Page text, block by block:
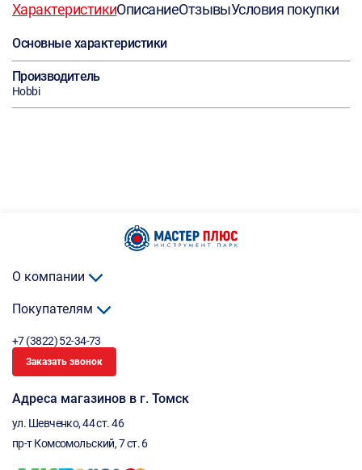
ХарактеристикиОписаниеОтзывыУсловия покупки
Основные характеристики
Производитель
Hobbi
О компании
Покупателям
+7 (3822) 52-34-73
Заказать звонок
Адреса магазинов в г. Томск
ул. Шевченко, 44 ст. 46
пр-т Комсомольский, 7 ст. 6